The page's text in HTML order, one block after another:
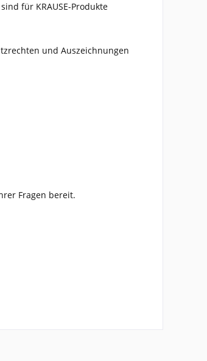
für KRAUSE-Produkte
und Auszeichnungen
Fragen bereit.